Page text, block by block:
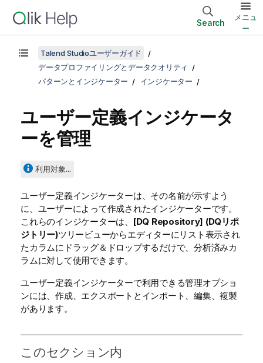
Search
メニュ
ー
Talend Studioユーザーガイド
データプロファイリングとデータクオリティ
パターンとインジケーター
インジケーター
ユーザー定義インジケータ
ーを管理
利用対象...
ユーザー定義インジケーターは、その名前が示すよう
に、ユーザーによって作成されたインジケーターです。
これらのインジケーターは、 [DQ Repository] (DQリポ
ジトリー)ツリービューからエディターにリスト表示され
たカラムにドラッグ＆ドロップするだけで、分析済みカ
ラムに対して使用できます。
ユーザー定義インジケーターで利用できる管理オプショ
ンには、作成、エクスポートとインポート、編集、複製
があります。
このセクション内